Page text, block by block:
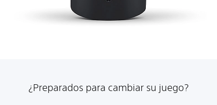
¿Preparados para cambiar su juego?